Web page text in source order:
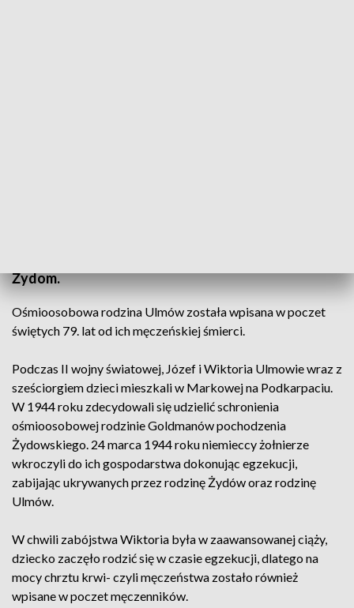
Żydom.
Ośmioosobowa rodzina Ulmów została wpisana w poczet
świętych 79. lat od ich męczeńskiej śmierci.
Podczas II wojny światowej, Józef i Wiktoria Ulmowie wraz z
sześciorgiem dzieci mieszkali w Markowej na Podkarpaciu.
W 1944 roku zdecydowali się udzielić schronienia
ośmioosobowej rodzinie Goldmanów pochodzenia
Żydowskiego. 24 marca 1944 roku niemieccy żołnierze
wkroczyli do ich gospodarstwa dokonując egzekucji,
zabijając ukrywanych przez rodzinę Żydów oraz rodzinę
Ulmów.
W chwili zabójstwa Wiktoria była w zaawansowanej ciąży,
dziecko zaczęło rodzić się w czasie egzekucji, dlatego na
mocy chrztu krwi- czyli męczeństwa zostało również
wpisane w poczet męczenników.